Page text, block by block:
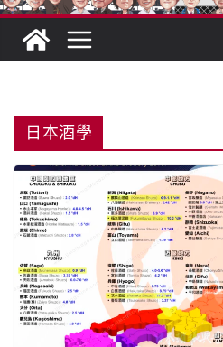
日本酒學